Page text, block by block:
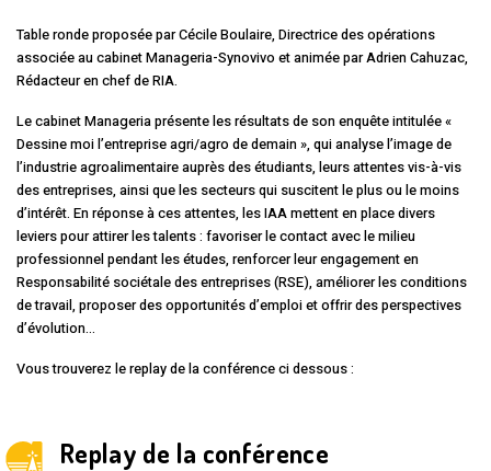
Table ronde proposée par Cécile Boulaire, Directrice des opérations
associée au cabinet Manageria-Synovivo et animée par Adrien Cahuzac,
Rédacteur en chef de RIA.
Le cabinet Manageria présente les résultats de son enquête intitulée «
Dessine moi l’entreprise agri/agro de demain », qui analyse l’image de
l’industrie agroalimentaire auprès des étudiants, leurs attentes vis-à-vis
des entreprises, ainsi que les secteurs qui suscitent le plus ou le moins
d’intérêt. En réponse à ces attentes, les IAA mettent en place divers
leviers pour attirer les talents : favoriser le contact avec le milieu
professionnel pendant les études, renforcer leur engagement en
Responsabilité sociétale des entreprises (RSE), améliorer les conditions
de travail, proposer des opportunités d’emploi et offrir des perspectives
d’évolution…
Vous trouverez le replay de la conférence ci dessous :
Replay de la conférence